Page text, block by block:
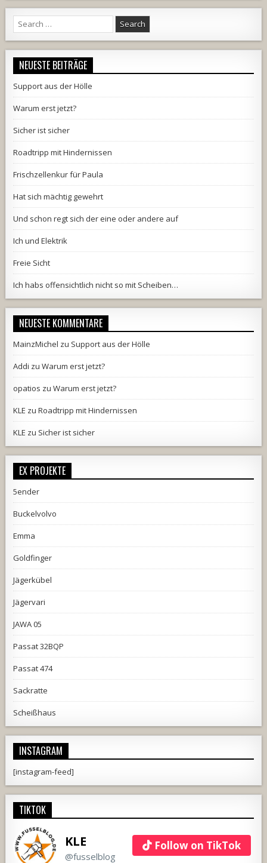
Search
for:
NEUESTE BEITRÄGE
Support aus der Hölle
Warum erst jetzt?
Sicher ist sicher
Roadtripp mit Hindernissen
Frischzellenkur für Paula
Hat sich mächtig gewehrt
Und schon regt sich der eine oder andere auf
Ich und Elektrik
Freie Sicht
Ich habs offensichtlich nicht so mit Scheiben…
NEUESTE KOMMENTARE
MainzMichel zu Support aus der Hölle
Addi zuWarum erst jetzt?
opatios zuWarum erst jetzt?
KLE zuRoadtripp mit Hindernissen
KLE zu Sicher ist sicher
EX PROJEKTE
5ender
Buckelvolvo
Emma
Goldfinger
Jägerkübel
Jägervari
JAWA 05
Passat 32BQP
Passat 474
Sackratte
Scheißhaus
INSTAGRAM
[instagram-feed]
TIKTOK
KLE
@fusselblog
Follow on TikTok